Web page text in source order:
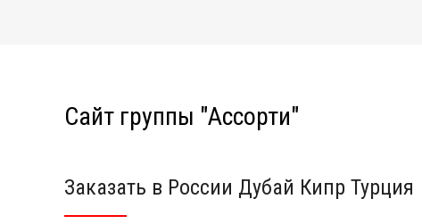
Сайт группы "Ассорти"
Заказать в России Дубай Кипр Турция